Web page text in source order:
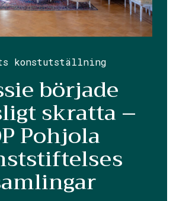
konstutställning
började
skratta –
Pohjola